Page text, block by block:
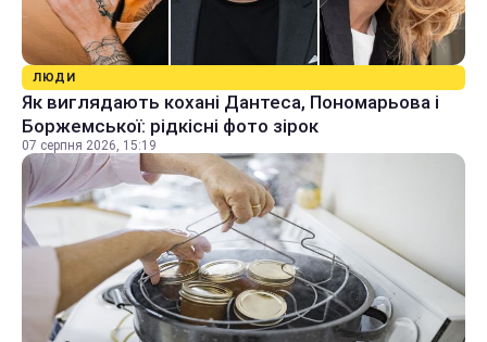
ЛЮДИ
Як виглядають кохані Дантеса, Пономарьова і
Боржемської: рідкісні фото зірок
07 серпня 2026, 15:19